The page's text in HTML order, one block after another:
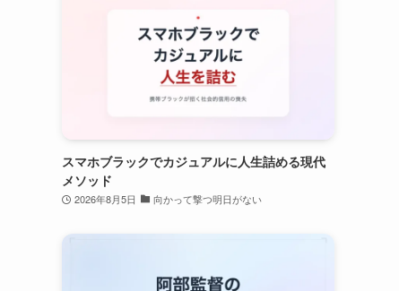
スマホブラックでカジュアルに人生詰める現代
メソッド
2026年8月5日 向かって撃つ明日がない